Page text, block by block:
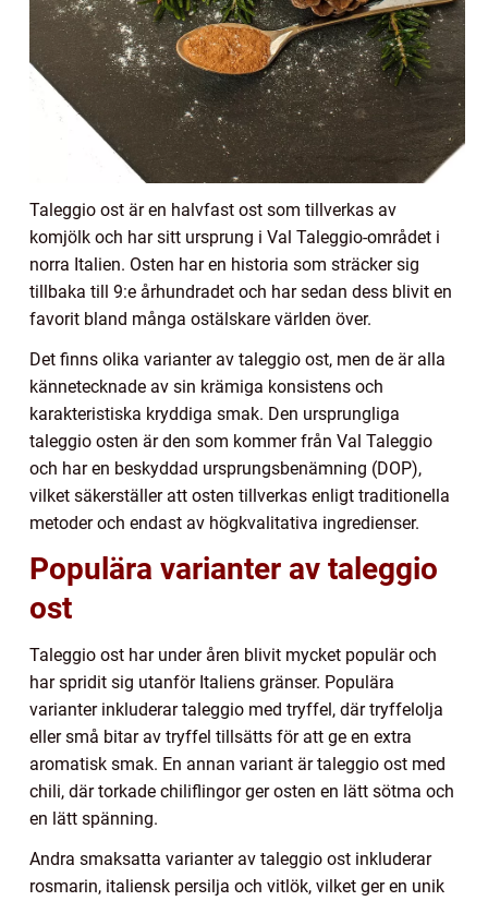
Taleggio ost är en halvfast ost som tillverkas av
komjölk och har sitt ursprung i Val Taleggio-området i
norra Italien. Osten har en historia som sträcker sig
tillbaka till 9:e århundradet och har sedan dess blivit en
favorit bland många ostälskare världen över.
Det finns olika varianter av taleggio ost, men de är alla
kännetecknade av sin krämiga konsistens och
karakteristiska kryddiga smak. Den ursprungliga
taleggio osten är den som kommer från Val Taleggio
och har en beskyddad ursprungsbenämning (DOP),
vilket säkerställer att osten tillverkas enligt traditionella
metoder och endast av högkvalitativa ingredienser.
Populära varianter av taleggio
ost
Taleggio ost har under åren blivit mycket populär och
har spridit sig utanför Italiens gränser. Populära
varianter inkluderar taleggio med tryffel, där tryffelolja
eller små bitar av tryffel tillsätts för att ge en extra
aromatisk smak. En annan variant är taleggio ost med
chili, där torkade chiliflingor ger osten en lätt sötma och
en lätt spänning.
Andra smaksatta varianter av taleggio ost inkluderar
rosmarin, italiensk persilja och vitlök, vilket ger en unik